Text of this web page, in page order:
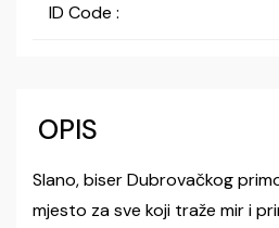
ID Code :
OPIS
Slano, biser Dubrovačkog
mjesto za sve koji traže mir i